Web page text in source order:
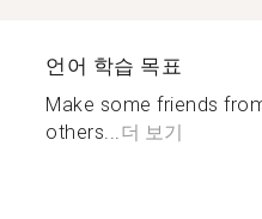
언어 학습 목표
Make some friends
others...더 보기